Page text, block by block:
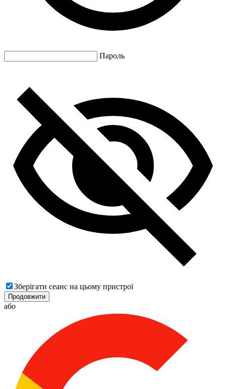
Пароль
Зберігати сеанс на цьому пристрої
Продовжити
або